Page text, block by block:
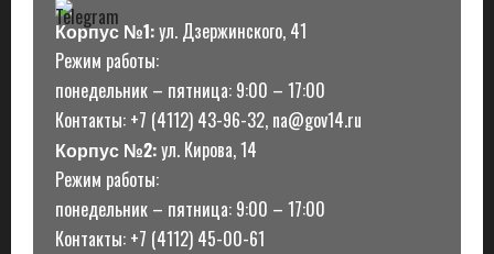
Корпус №1:ул. Дзержинского, 41
Режим работы:
понедельник – пятница: 9:00 – 17:00
Контакты: +7 (4112) 43-96-32, na@gov14.ru
Корпус №2:ул. Кирова, 14
Режим работы:
понедельник – пятница: 9:00 – 17:00
Контакты: +7 (4112) 45-00-61